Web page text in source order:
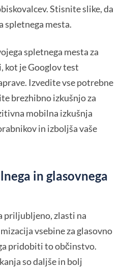
Stisnite slike, da
spletnega mesta.
spletnega mesta za
kot je Googlov test
Izvedite vse potrebne
brezhibno izkušnjo za
mobilna izkušnja
in izboljša vaše
in glasovnega
priljubljeno, zlasti na
vsebine za glasovno
pridobiti to občinstvo.
so daljše in bolj